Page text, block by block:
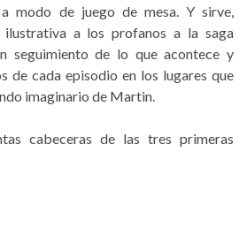
modo de juego de mesa. Y sirve,
ilustrativa a los profanos a la saga
seguimiento de lo que acontece y
de cada episodio en los lugares que
imaginario de Martin.
cabeceras de las tres primeras